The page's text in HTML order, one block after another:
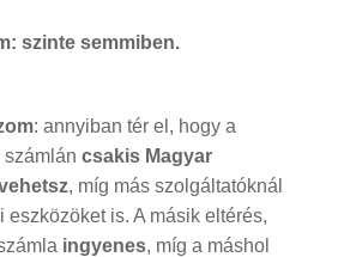
szinte semmiben.
: annyiban tér el, hogy a
csakis Magyar
, míg más szolgáltatóknál
eszközöket is. A másik eltérés,
ingyenes, míg a máshol